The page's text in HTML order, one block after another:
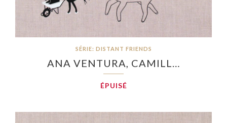
SÉRIE: DISTANT FRIENDS
ANA VENTURA, CAMILL…
ÉPUISÉ